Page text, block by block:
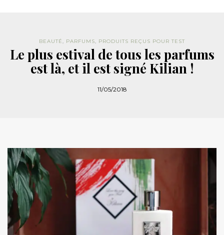
BEAUTÉ, PARFUMS, PRODUITS REÇUS POUR TEST
Le plus estival de tous les parfums
est là, et il est signé Kilian !
11/05/2018